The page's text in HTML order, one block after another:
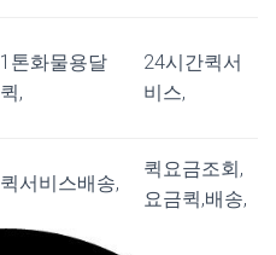
1톤화물용달
퀵,
24시간퀵서
비스,
퀵서비스배송,
퀵요금조회,
요금퀵,배송,